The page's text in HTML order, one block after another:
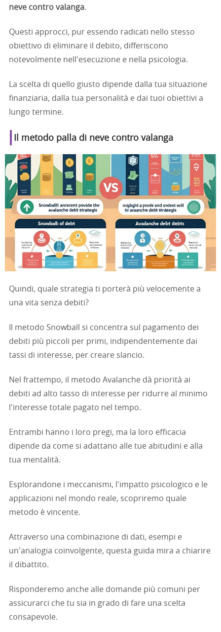
neve contro valanga.
Questi approcci, pur essendo radicati nello stesso
obiettivo di eliminare il debito, differiscono
notevolmente nell'esecuzione e nella psicologia.
La scelta di quello giusto dipende dalla tua situazione
finanziaria, dalla tua personalità e dai tuoi obiettivi a
lungo termine.
Il metodo palla di neve contro valanga
Quindi, quale strategia ti porterà più velocemente a
una vita senza debiti?
Il metodo Snowball si concentra sul pagamento dei
debiti più piccoli per primi, indipendentemente dai
tassi di interesse, per creare slancio.
Nel frattempo, il metodo Avalanche dà priorità ai
debiti ad alto tasso di interesse per ridurre al minimo
l'interesse totale pagato nel tempo.
Entrambi hanno i loro pregi, ma la loro efficacia
dipende da come si adattano alle tue abitudini e alla
tua mentalità.
Esplorandone i meccanismi, l'impatto psicologico e le
applicazioni nel mondo reale, scopriremo quale
metodo è vincente.
Attraverso una combinazione di dati, esempi e
un'analogia coinvolgente, questa guida mira a chiarire
il dibattito.
Risponderemo anche alle domande più comuni per
assicurarci che tu sia in grado di fare una scelta
consapevole.